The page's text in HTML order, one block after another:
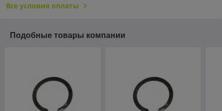
Все условия оплаты
Подобные товары компании